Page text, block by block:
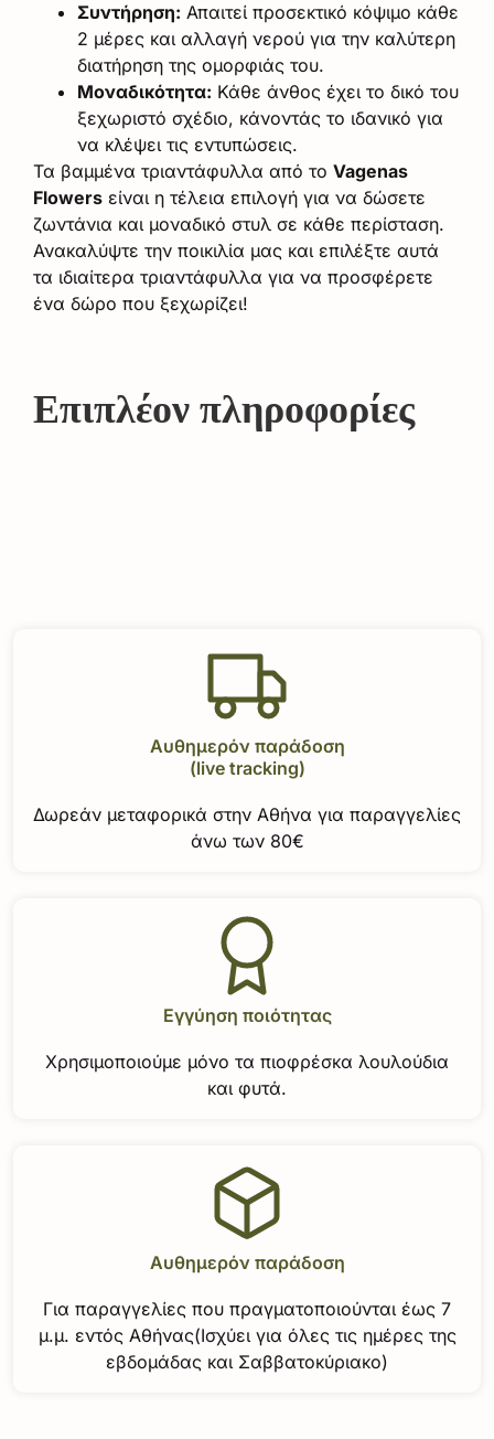
Συντήρηση: Απαιτεί προσεκτικό κόψιμο κάθε
2 μέρες και αλλαγή νερού για την καλύτερη
διατήρηση της ομορφιάς του.
Μοναδικότητα: Κάθε άνθος έχει το δικό του
ξεχωριστό σχέδιο, κάνοντάς το ιδανικό για
να κλέψει τις εντυπώσεις.
Τα βαμμένα τριαντάφυλλα από το Vagenas
Flowers είναι η τέλεια επιλογή για να δώσετε
ζωντάνια και μοναδικό στυλ σε κάθε περίσταση.
Ανακαλύψτε την ποικιλία μας και επιλέξτε αυτά
τα ιδιαίτερα τριαντάφυλλα για να προσφέρετε
ένα δώρο που ξεχωρίζει!
Επιπλέον πληροφορίες
Αυθημερόν παράδοση
(live tracking)
Δωρεάν μεταφορικά στην Αθήνα για παραγγελίες
άνω των 80€
Εγγύηση ποιότητας
Χρησιμοποιούμε μόνο τα πιοφρέσκα λουλούδια
και φυτά.
Αυθημερόν παράδοση
Για παραγγελίες που πραγματοποιούνται έως 7
μ.μ. εντός Αθήνας(Ισχύει για όλες τις ημέρες της
εβδομάδας και Σαββατοκύριακο)